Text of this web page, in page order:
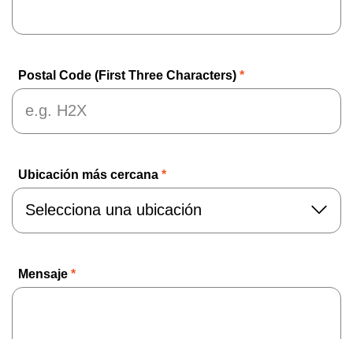
Postal Code (First Three Characters) *
Ubicación más cercana *
Mensaje *